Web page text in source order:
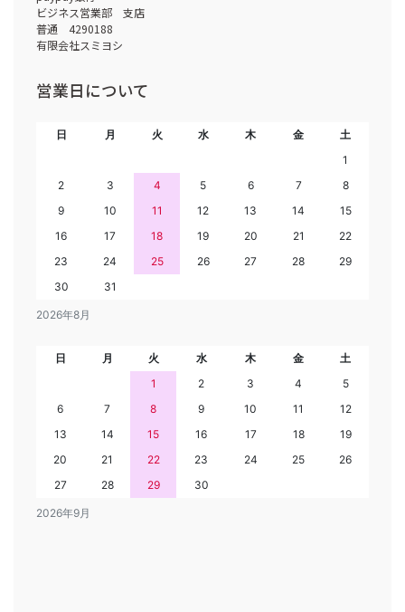
ビジネス営業部 支店
普通 4290188
有限会社スミヨシ
営業日について
2026年8月
日 月 火 水 木 金
土
1
2
3 4 5 6 7
8
9
10 11 12 13 14
15
16
17 18 19 20 21
22
23
24 25 26 27 28
29
30
31
2026年9月
日 月 火 水 木 金
土
1
2 3 4
5
6
7 8 9 10 11
12
13
14 15 16 17 18
19
20
21 22 23 24 25
26
27
28 29 30